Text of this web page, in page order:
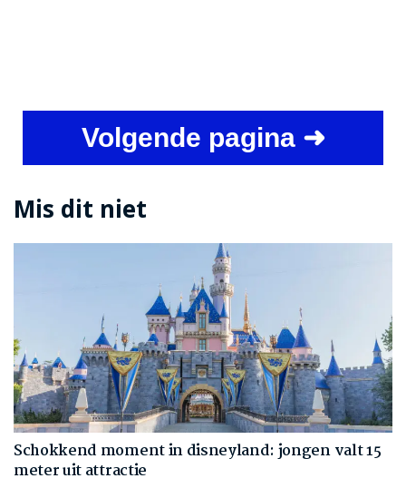
Volgende pagina ➜
Mis dit niet
Schokkend moment in disneyland: jongen valt 15
meter uit attractie